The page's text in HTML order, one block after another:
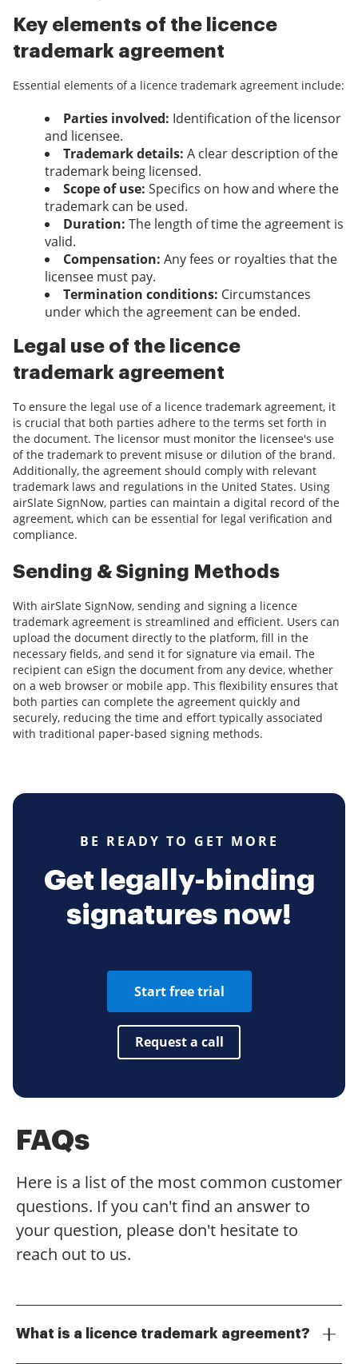
Key elements of the licence
trademark agreement
Essential elements of a licence trademark agreement include:
Parties involved: Identification of the licensor
and licensee.
Trademark details: A clear description of the
trademark being licensed.
Scope of use: Specifics on how and where the
trademark can be used.
Duration: The length of time the agreement is
valid.
Compensation: Any fees or royalties that the
licensee must pay.
Termination conditions: Circumstances
under which the agreement can be ended.
Legal use of the licence
trademark agreement
To ensure the legal use of a licence trademark agreement, it
is crucial that both parties adhere to the terms set forth in
the document. The licensor must monitor the licensee's use
of the trademark to prevent misuse or dilution of the brand.
Additionally, the agreement should comply with relevant
trademark laws and regulations in the United States. Using
airSlate SignNow, parties can maintain a digital record of the
agreement, which can be essential for legal verification and
compliance.
Sending & Signing Methods
With airSlate SignNow, sending and signing a licence
trademark agreement is streamlined and efficient. Users can
upload the document directly to the platform, fill in the
necessary fields, and send it for signature via email. The
recipient can eSign the document from any device, whether
on a web browser or mobile app. This flexibility ensures that
both parties can complete the agreement quickly and
securely, reducing the time and effort typically associated
with traditional paper-based signing methods.
BE READY TO GET MORE
Get legally-binding
signatures now!
Start free trial
Request a call
FAQs
Here is a list of the most common customer
questions. If you can't find an answer to
your question, please don't hesitate to
reach out to us.
What is a licence trademark agreement?